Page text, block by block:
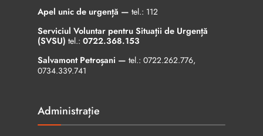
Apel unic de urgență — tel.: 112
Serviciul Voluntar pentru Situații de Urgență
(SVSU) tel.: 0722.368.153
Salvamont Petroșani — tel.: 0722.262.776,
0734.339.741
Administrație